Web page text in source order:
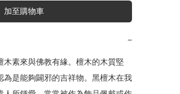
加至購物車
−
木素來與佛教有緣。檀木的木質堅
為是能夠闢邪的吉祥物。黑檀木在我